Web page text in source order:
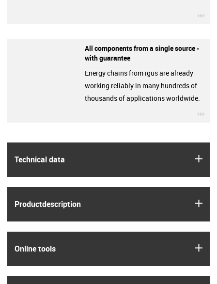
Technical data
Product­description
Online tools
All components from a single source -
with guarantee
Energy chains from igus are already
working reliably in many hundreds of
thousands of applications worldwide.